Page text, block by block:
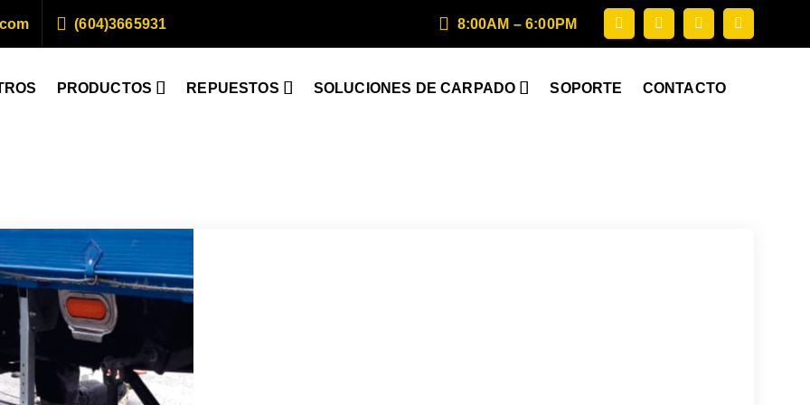
(604)3665931 8:00AM – 6:00PM
PRODUCTOS REPUESTOS SOLUCIONES DE CARPADO SOPORTE CONTACTO